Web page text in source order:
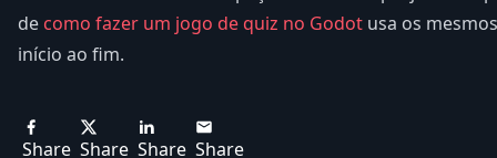
decomo fazer um jogo de quiz no Godot usa os
início ao fim.
Share Share Share Share